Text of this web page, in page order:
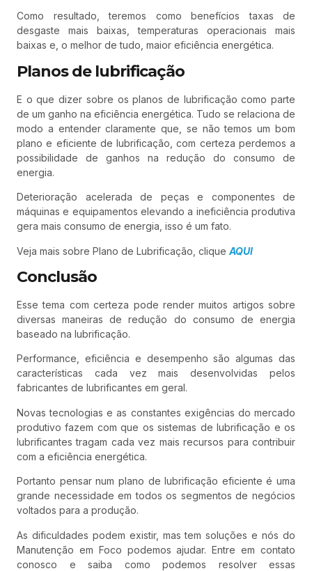
Como resultado, teremos como benefícios taxas de
desgaste mais baixas, temperaturas operacionais mais
baixas e, o melhor de tudo, maior eficiência energética.
Planos de lubrificação
E o que dizer sobre os planos de lubrificação como parte
de um ganho na eficiência energética. Tudo se relaciona de
modo a entender claramente que, se não temos um bom
plano e eficiente de lubrificação, com certeza perdemos a
possibilidade de ganhos na redução do consumo de
energia.
Deterioração acelerada de peças e componentes de
máquinas e equipamentos elevando a ineficiência produtiva
gera mais consumo de energia, isso é um fato.
Veja mais sobre Plano de Lubrificação, clique AQUI
Conclusão
Esse tema com certeza pode render muitos artigos sobre
diversas maneiras de redução do consumo de energia
baseado na lubrificação.
Performance, eficiência e desempenho são algumas das
características cada vez mais desenvolvidas pelos
fabricantes de lubrificantes em geral.
Novas tecnologias e as constantes exigências do mercado
produtivo fazem com que os sistemas de lubrificação e os
lubrificantes tragam cada vez mais recursos para contribuir
com a eficiência energética.
Portanto pensar num plano de lubrificação eficiente é uma
grande necessidade em todos os segmentos de negócios
voltados para a produção.
As dificuldades podem existir, mas tem soluções e nós do
Manutenção em Foco podemos ajudar. Entre em contato
conosco e saiba como podemos resolver essas